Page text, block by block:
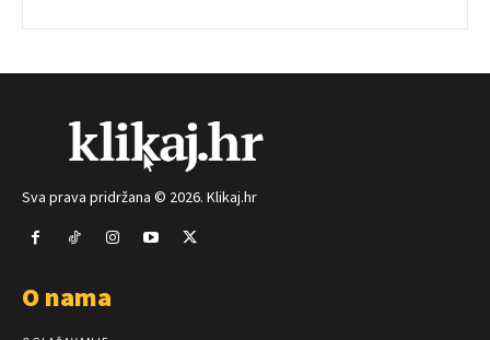
Sva prava pridržana © 2026. Klikaj.hr
O nama